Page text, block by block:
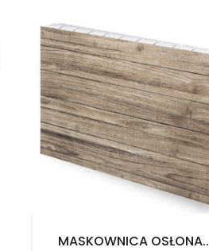
MASKOWNICA